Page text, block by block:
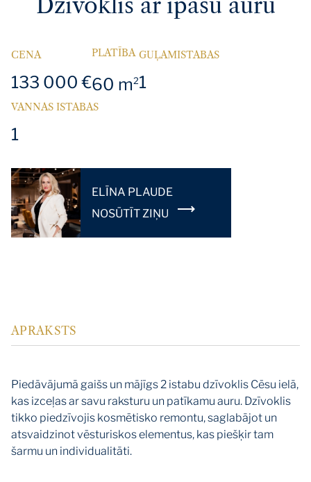
Dzīvoklis ar īpašu auru
CENA
133 000 €
PLATĪBA
60 m2
GUĻAMISTABAS
1
VANNAS ISTABAS
1
ELĪNA PLAUDE
NOSŪTĪT ZIŅU
APRAKSTS
Piedāvājumā gaišs un mājīgs 2 istabu dzīvoklis Cēsu ielā,
kas izceļas ar savu raksturu un patīkamu auru. Dzīvoklis
tikko piedzīvojis kosmētisko remontu, saglabājot un
atsvaidzinot vēsturiskos elementus, kas piešķir tam
šarmu un individualitāti.